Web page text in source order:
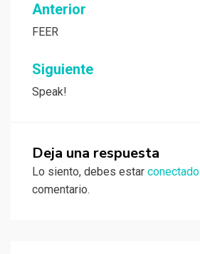
Navegación
de
entradas
Anterior
FEER
Siguiente
Speak!
Deja una respuesta
Lo siento, debes estar conectado
comentario.